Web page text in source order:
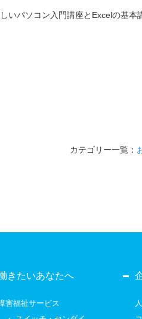
パソコン入門講座とExcelの基本
カテゴリー一覧：
きたいあなたへ
害福祉サービス